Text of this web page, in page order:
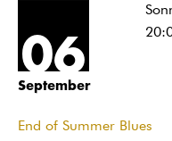
06
September
End of Summer Blues